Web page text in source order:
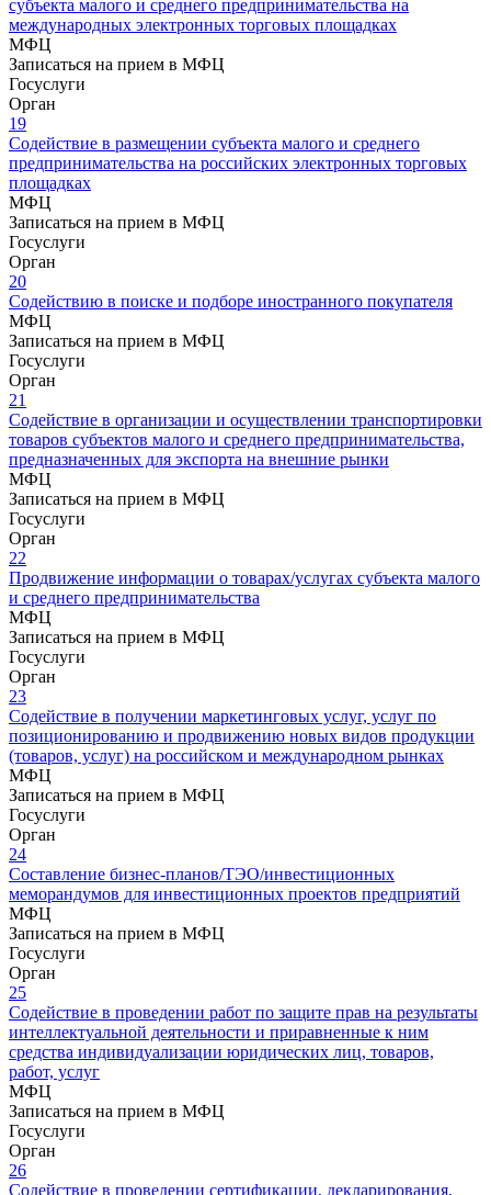
субъекта малого и среднего предпринимательства на
международных электронных торговых площадках
МФЦ
Записаться на прием в МФЦ
Госуслуги
Орган
19
Содействие в размещении субъекта малого и среднего
предпринимательства на российских электронных торговых
площадках
МФЦ
Записаться на прием в МФЦ
Госуслуги
Орган
20
Содействию в поиске и подборе иностранного покупателя
МФЦ
Записаться на прием в МФЦ
Госуслуги
Орган
21
Содействие в организации и осуществлении транспортировки
товаров субъектов малого и среднего предпринимательства,
предназначенных для экспорта на внешние рынки
МФЦ
Записаться на прием в МФЦ
Госуслуги
Орган
22
Продвижение информации о товарах/услугах субъекта малого
и среднего предпринимательства
МФЦ
Записаться на прием в МФЦ
Госуслуги
Орган
23
Содействие в получении маркетинговых услуг, услуг по
позиционированию и продвижению новых видов продукции
(товаров, услуг) на российском и международном рынках
МФЦ
Записаться на прием в МФЦ
Госуслуги
Орган
24
Составление бизнес-планов/ТЭО/инвестиционных
меморандумов для инвестиционных проектов предприятий
МФЦ
Записаться на прием в МФЦ
Госуслуги
Орган
25
Содействие в проведении работ по защите прав на результаты
интеллектуальной деятельности и приравненные к ним
средства индивидуализации юридических лиц, товаров,
работ, услуг
МФЦ
Записаться на прием в МФЦ
Госуслуги
Орган
26
Содействие в проведении сертификации, декларирования,